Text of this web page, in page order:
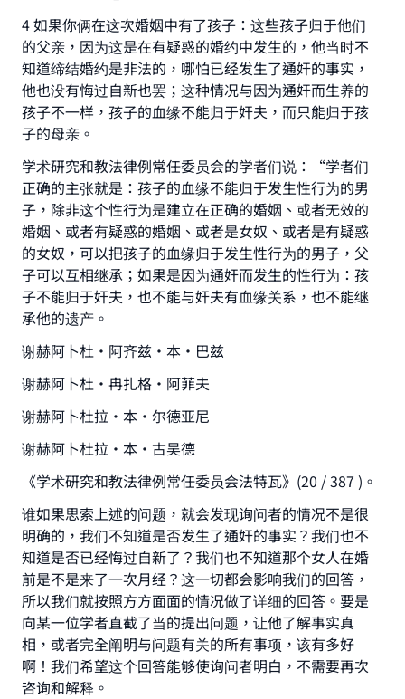
4 如果你俩在这次婚姻中有了孩子：这些孩子归于他们
的父亲，因为这是在有疑惑的婚约中发生的，他当时不
知道缔结婚约是非法的，哪怕已经发生了通奸的事实，
他也没有悔过自新也罢；这种情况与因为通奸而生养的
孩子不一样，孩子的血缘不能归于奸夫，而只能归于孩
子的母亲。
学术研究和教法律例常任委员会的学者们说：“学者们
正确的主张就是：孩子的血缘不能归于发生性行为的男
子，除非这个性行为是建立在正确的婚姻、或者无效的
婚姻、或者有疑惑的婚姻、或者是女奴、或者是有疑惑
的女奴，可以把孩子的血缘归于发生性行为的男子，父
子可以互相继承；如果是因为通奸而发生的性行为：孩
子不能归于奸夫，也不能与奸夫有血缘关系，也不能继
承他的遗产。
谢赫阿卜杜•阿齐兹•本•巴兹
谢赫阿卜杜•冉扎格•阿菲夫
谢赫阿卜杜拉•本•尔德亚尼
谢赫阿卜杜拉•本•古吴德
《学术研究和教法律例常任委员会法特瓦》(20 / 387 )。
谁如果思索上述的问题，就会发现询问者的情况不是很
明确的，我们不知道是否发生了通奸的事实？我们也不
知道是否已经悔过自新了？我们也不知道那个女人在婚
前是不是来了一次月经？这一切都会影响我们的回答，
所以我们就按照方方面面的情况做了详细的回答。要是
向某一位学者直截了当的提出问题，让他了解事实真
相，或者完全阐明与问题有关的所有事项，该有多好
啊！我们希望这个回答能够使询问者明白，不需要再次
咨询和解释。